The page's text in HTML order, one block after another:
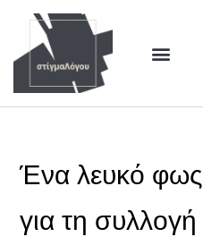
Ένα λευκό φως
για τη συλλογή